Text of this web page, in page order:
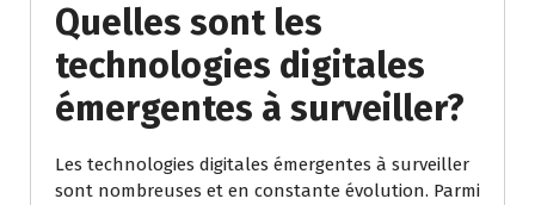
Quelles sont les
technologies digitales
émergentes à surveiller?
Les technologies digitales émergentes à surveiller
sont nombreuses et en constante évolution. Parmi